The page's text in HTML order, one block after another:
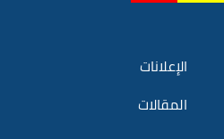
الإعلانات
المقالات